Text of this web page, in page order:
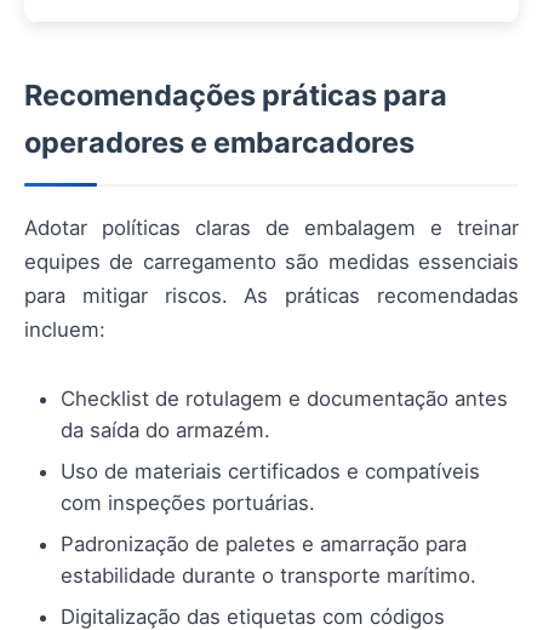
Recomendações práticas para
operadores e embarcadores
Adotar políticas claras de embalagem e treinar
equipes de carregamento são medidas essenciais
para mitigar riscos. As práticas recomendadas
incluem:
Checklist de rotulagem e documentação antes
da saída do armazém.
Uso de materiais certificados e compatíveis
com inspeções portuárias.
Padronização de paletes e amarração para
estabilidade durante o transporte marítimo.
Digitalização das etiquetas com códigos